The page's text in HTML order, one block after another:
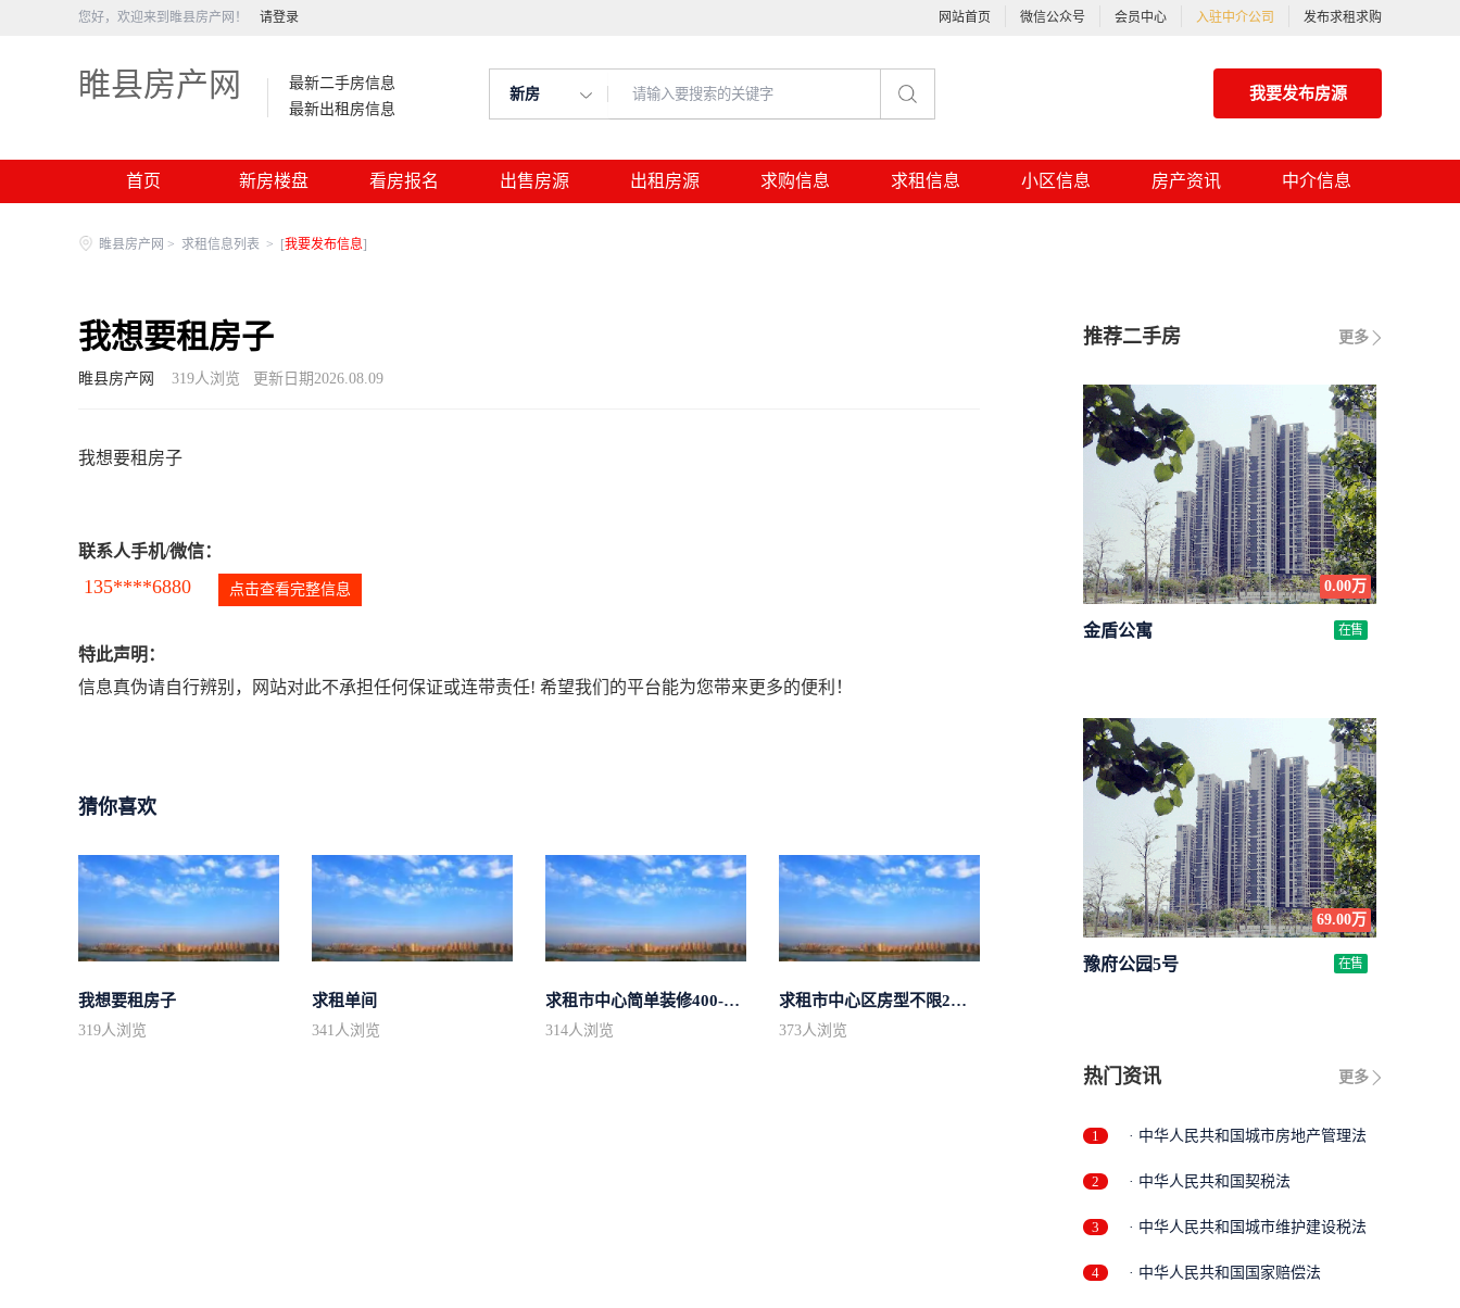
您好，欢迎来到睢县房产网！ 请登录 网站首页 微信公众号 会员中心 入驻中介公司 发布求租求购
睢县房产网
最新二手房信息
最新出租房信息
新房 我要发布房源
首页 新房楼盘 看房报名 出售房源 出租房源 求购信息 求租信息 小区信息 房产资讯 中介信息
睢县房产网 > 求租信息列表 > [我要发布信息]
我想要租房子
睢县房产网 319人浏览 更新日期2026.08.09
我想要租房子
联系人手机/微信：
135****6880 点击查看完整信息
特此声明：
信息真伪请自行辨别，网站对此不承担任何保证或连带责任! 希望我们的平台能为您带来更多的便利！
猜你喜欢
我想要租房子
319人浏览
求租单间
341人浏览
求租市中心简单装修400-500
314人浏览
求租市中心区房型不限2室1厅中档装修
373人浏览
更多
推荐二手房
0.00万
金盾公寓 在售
69.00万
豫府公园5号 在售
更多
热门资讯
1 · 中华人民共和国城市房地产管理法
2 · 中华人民共和国契税法
3 · 中华人民共和国城市维护建设税法
4 · 中华人民共和国国家赔偿法